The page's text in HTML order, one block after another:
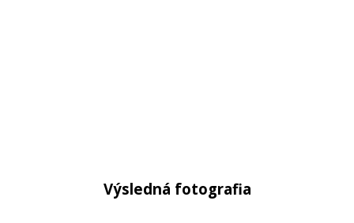
Výsledná fotografia